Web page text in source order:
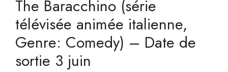
The Baracchino (série
télévisée animée italienne,
Genre: Comedy) – Date de
sortie 3 juin